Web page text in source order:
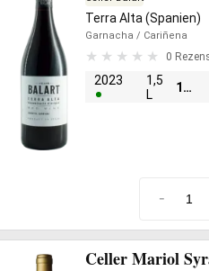
Terra Alta (Spanien)
Garnacha / Cariñena
0
2023
1,5
L
19,80
-
Celler Mariol